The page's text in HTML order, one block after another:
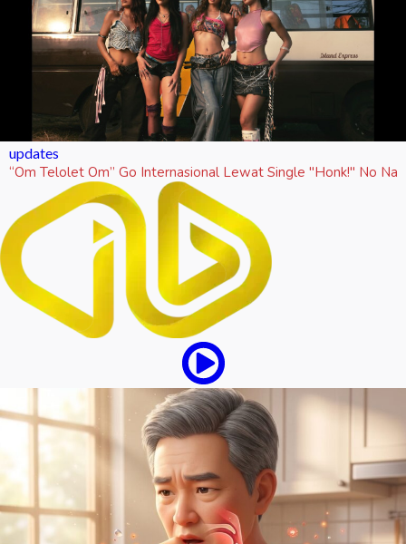
updates
“Om Telolet Om” Go Internasional Lewat Single "Honk!" No Na